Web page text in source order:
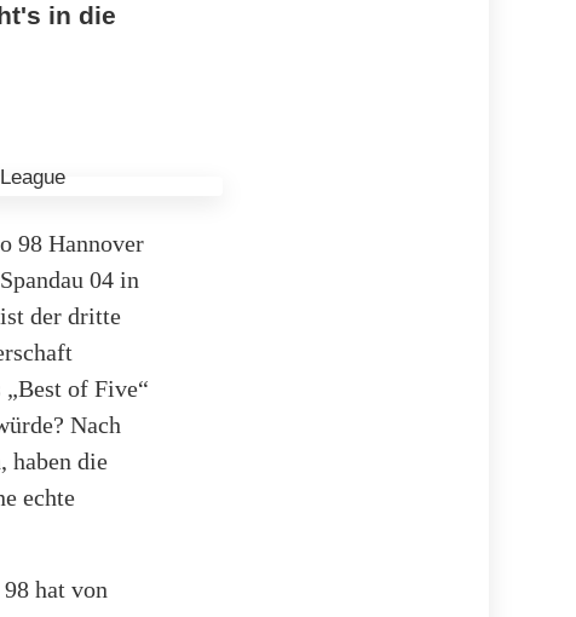
in die
98 Hannover
04 in
der dritte
of Five“
Nach
haben die
echte
hat von